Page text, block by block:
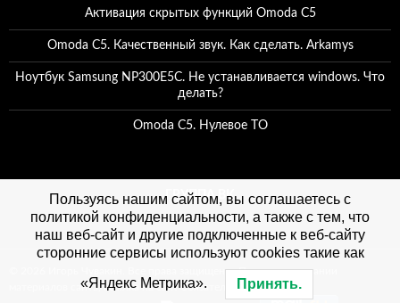
Активация скрытых функций Omoda C5
Omoda C5. Качественный звук. Как сделать. Arkamys
Ноутбук Samsung NP300E5C. Не устанавливается windows. Что
делать?
Omoda C5. Нулевое ТО
ГРУППА ВК
© 2026 Игорь Чувакин. Все права защищены. При использовании
материалов сайта, ссылка на сайт обязательна. Политика
Пользуясь нашим сайтом, вы соглашаетесь с
политикой конфиденциальности, а также с тем, что
наш веб-сайт и другие подключенные к веб-сайту
сторонние сервисы используют cookies такие как
«Яндекс Метрика». Принять.